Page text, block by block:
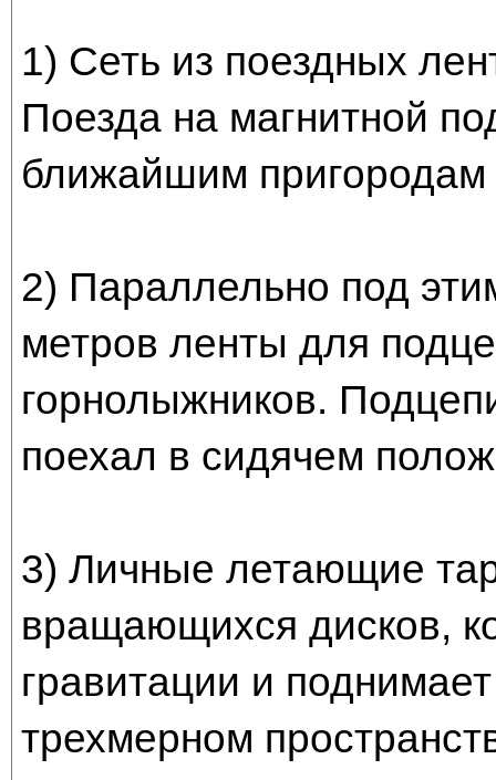
1) Сеть из поездных
Поезда на магнитной
ближайшим пригородам
2) Параллельно под
метров ленты для
горнолыжников.
поехал в сидячем
3) Личные летающие
вращающихся дисков,
гравитации и
трехмерном